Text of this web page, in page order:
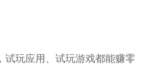
试玩应用、试玩游戏都能赚零